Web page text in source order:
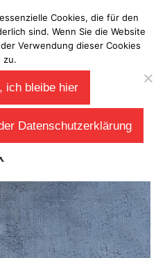
Laberladen
Cookies, die für den
sind. Wenn Sie die Website
Verwendung dieser Cookies
zu.
ich bleibe hier
Datenschutzerklärung